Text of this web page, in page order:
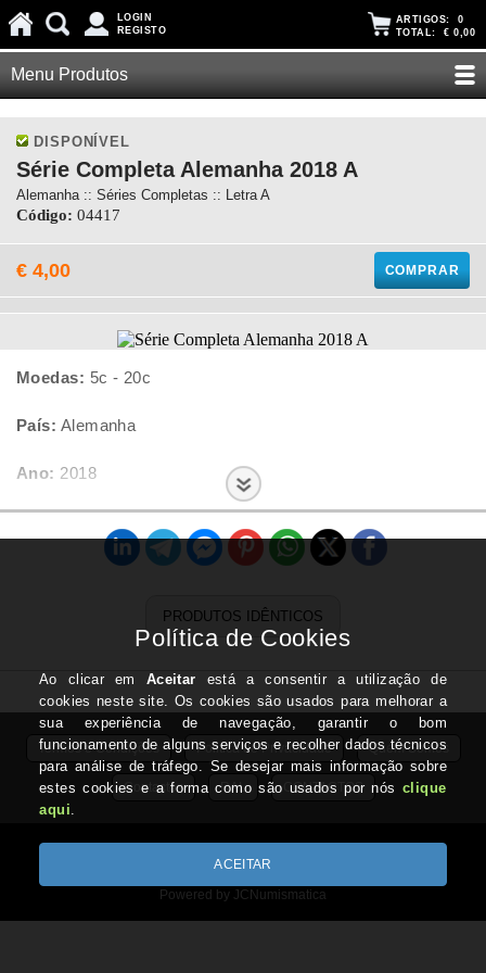
LOGIN
REGISTO
ARTIGOS: 0
TOTAL: € 0,00
Menu Produtos
DISPONÍVEL
Série Completa Alemanha 2018 A
Alemanha :: Séries Completas :: Letra A
Código: 04417
€ 4,00 COMPRAR
Moedas: 5c - 20c
País: Alemanha
Ano: 2018
Novas
PRODUTOS IDÊNTICOS
Termos e Condições Politica de Privacidade Quem Somos
Contactos RAL CONTACTOS
Copyright © JCNUMISMATICA.com 2026
Powered by JCNumismatica